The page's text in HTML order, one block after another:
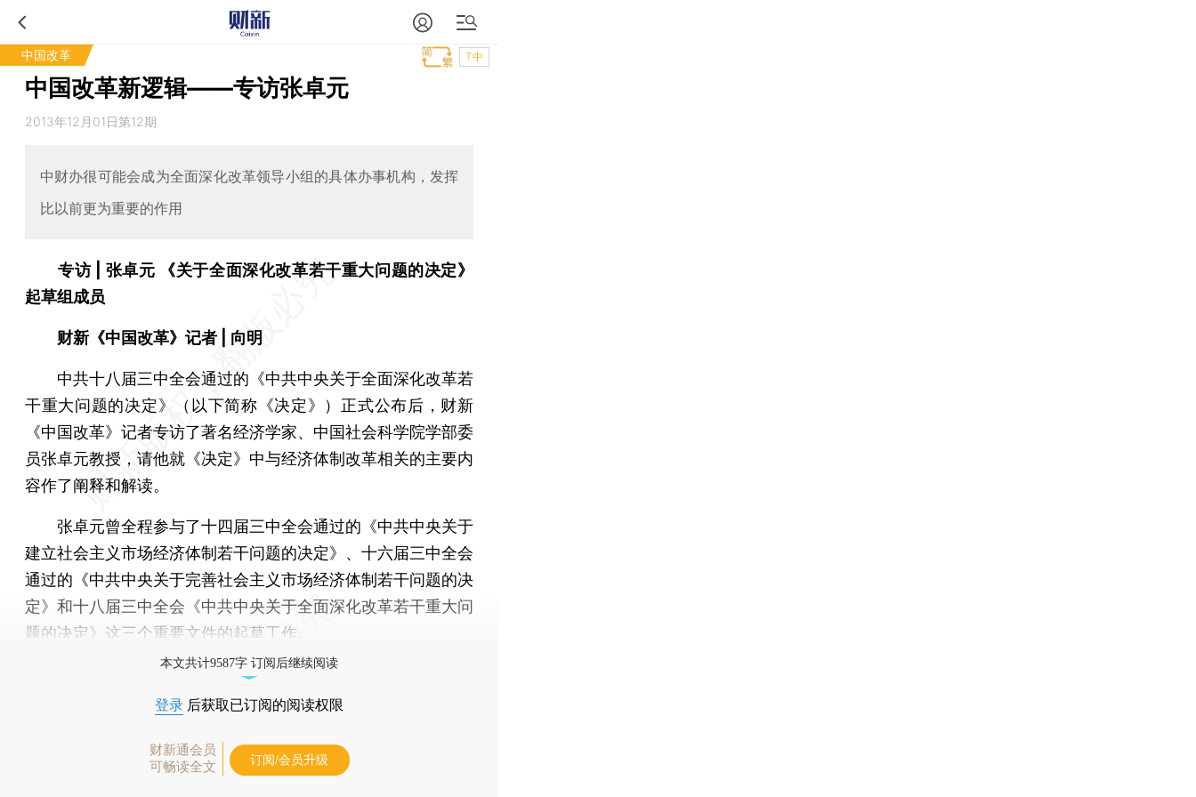
中国改革 T中
中国改革新逻辑——专访张卓元
2013年12月01日第12期
中财办很可能会成为全面深化改革领导小组的具体办事机构，发挥
比以前更为重要的作用
专访 | 张卓元
《关于全面深化改革若干重大问题的决定》
起草组成员
财新《中国改革》记者 | 向明
中共十八届三中全会通过的《中共中央关于全面深化改革若
干重大问题的决定》（以下简称《决定》）正式公布后，财新
《中国改革》记者专访了著名经济学家、中国社会科学院学部委
员张卓元教授，请他就《决定》中与经济体制改革相关的主要内
容作了阐释和解读。
张卓元曾全程参与了十四届三中全会通过的《中共中央关于
建立社会主义市场经济体制若干问题的决定》、十六届三中全会
通过的《中共中央关于完善社会主义市场经济体制若干问题的决
定》和十八届三中全会《中共中央关于全面深化改革若干重大问
题的决定》这三个重要文件的起草工作。
本文共计9587字 订阅后继续阅读
登录 后获取已订阅的阅读权限
财新通会员
可畅读全文
订阅/会员升级